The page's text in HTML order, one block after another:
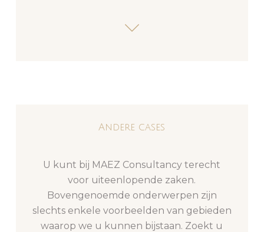
Andere cases
U kunt bij MAEZ Consultancy terecht
voor uiteenlopende zaken.
Bovengenoemde onderwerpen zijn
slechts enkele voorbeelden van gebieden
waarop we u kunnen bijstaan. Zoekt u